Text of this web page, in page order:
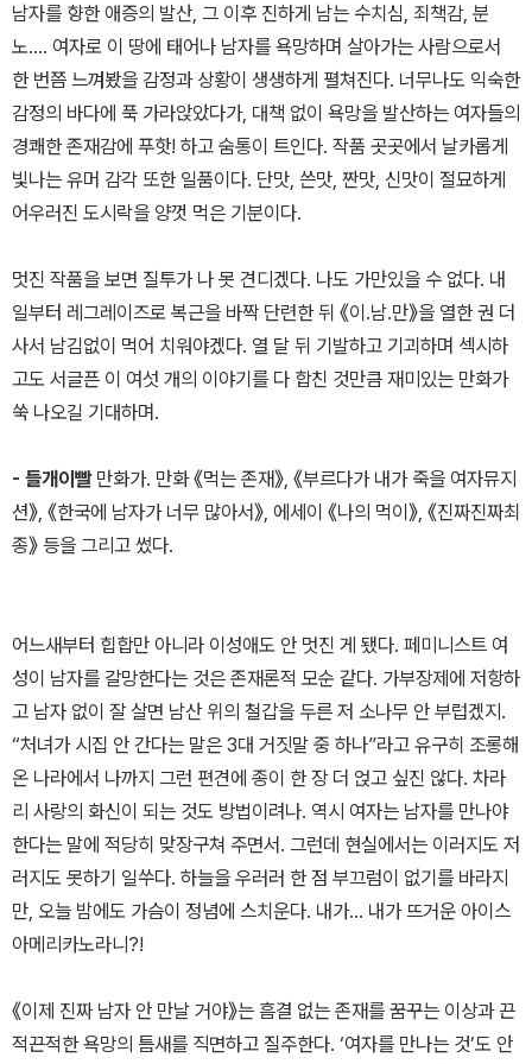
남자를 향한 애증의 발산, 그 이후 진하게 남는 수치심, 죄책감, 분
노…. 여자로 이 땅에 태어나 남자를 욕망하며 살아가는 사람으로서
한 번쯤 느껴봤을 감정과 상황이 생생하게 펼쳐진다. 너무나도 익숙한
감정의 바다에 푹 가라앉았다가, 대책 없이 욕망을 발산하는 여자들의
경쾌한 존재감에 푸핫! 하고 숨통이 트인다. 작품 곳곳에서 날카롭게
빛나는 유머 감각 또한 일품이다. 단맛, 쓴맛, 짠맛, 신맛이 절묘하게
어우러진 도시락을 양껏 먹은 기분이다.
멋진 작품을 보면 질투가 나 못 견디겠다. 나도 가만있을 수 없다. 내
일부터 레그레이즈로 복근을 바짝 단련한 뒤 《이.남.만》을 열한 권 더
사서 남김없이 먹어 치워야겠다. 열 달 뒤 기발하고 기괴하며 섹시하
고도 서글픈 이 여섯 개의 이야기를 다 합친 것만큼 재미있는 만화가
쑥 나오길 기대하며.
- 들개이빨만화가. 만화 《먹는 존재》, 《부르다가 내가 죽을 여자뮤지
션》, 《한국에 남자가 너무 많아서》, 에세이 《나의 먹이》, 《진짜진짜최
종》 등을 그리고 썼다.
어느새부터 힙합만 아니라 이성애도 안 멋진 게 됐다. 페미니스트 여
성이 남자를 갈망한다는 것은 존재론적 모순 같다. 가부장제에 저항하
고 남자 없이 잘 살면 남산 위의 철갑을 두른 저 소나무 안 부럽겠지.
“처녀가 시집 안 간다는 말은 3대 거짓말 중 하나”라고 유구히 조롱해
온 나라에서 나까지 그런 편견에 종이 한 장 더 얹고 싶진 않다. 차라
리 사랑의 화신이 되는 것도 방법이려나. 역시 여자는 남자를 만나야
한다는 말에 적당히 맞장구쳐 주면서. 그런데 현실에서는 이러지도 저
러지도 못하기 일쑤다. 하늘을 우러러 한 점 부끄럼이 없기를 바라지
만, 오늘 밤에도 가슴이 정념에 스치운다. 내가… 내가 뜨거운 아이스
아메리카노라니?!
《이제 진짜 남자 안 만날 거야》는 흠결 없는 존재를 꿈꾸는 이상과 끈
적끈적한 욕망의 틈새를 직면하고 질주한다. ‘여자를 만나는 것’도 안